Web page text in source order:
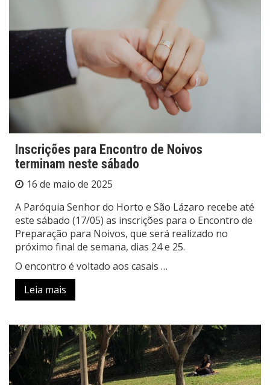
Inscrições para Encontro de Noivos
terminam neste sábado
16 de maio de 2025
A Paróquia Senhor do Horto e São Lázaro recebe até
este sábado (17/05) as inscrições para o Encontro de
Preparação para Noivos, que será realizado no
próximo final de semana, dias 24 e 25.
O encontro é voltado aos casais …
Leia mais